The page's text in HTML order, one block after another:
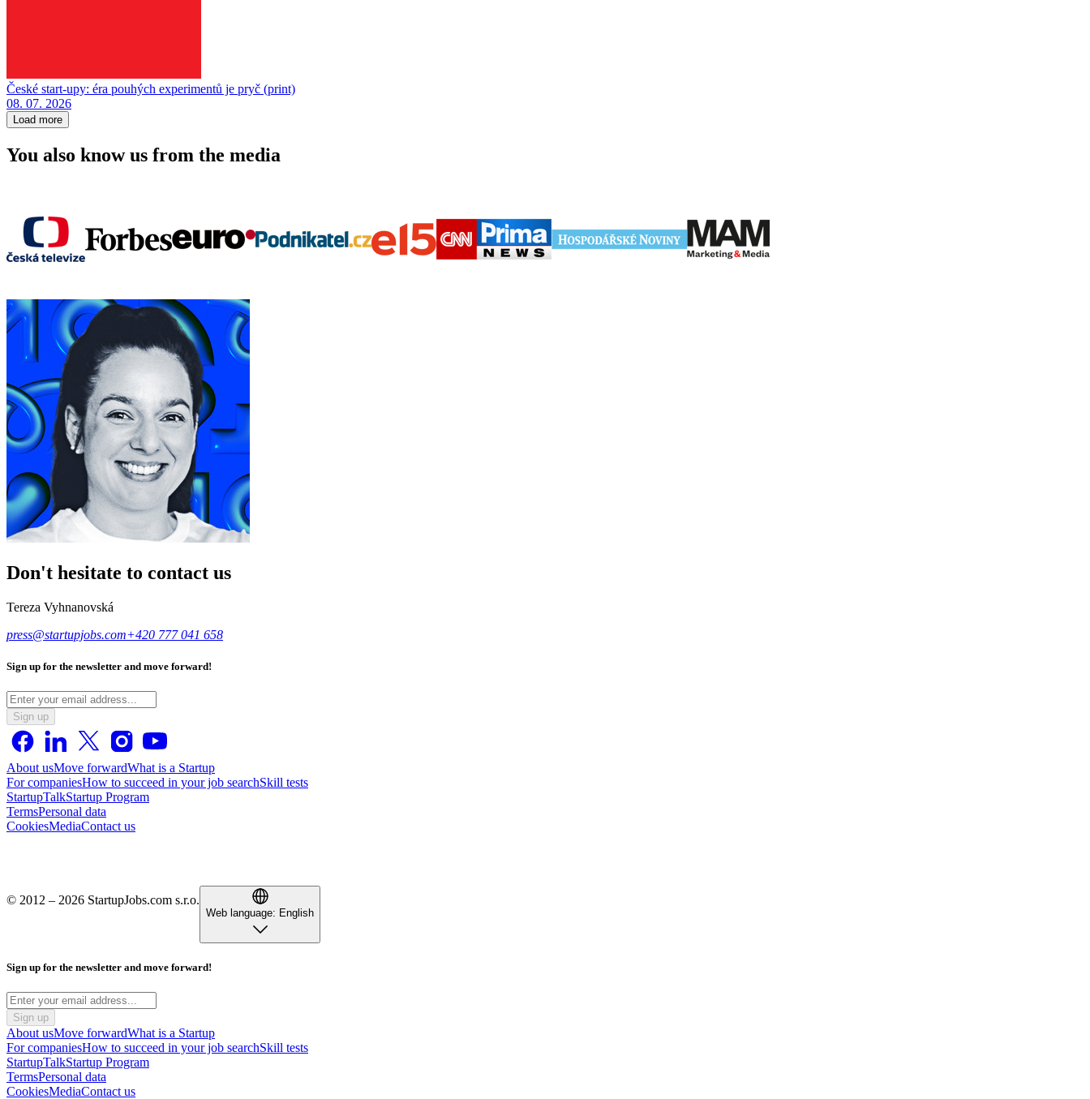
České start-upy: éra pouhých experimentů je pryč (print)
08. 07. 2026
Load more
You also know us from the media
Don't hesitate to contact us
Tereza Vyhnanovská
press@startupjobs.com+420 777 041 658
Sign up for the newsletter and move forward!
Sign up
About usMove forwardWhat is a Startup
For companiesHow to succeed in your job searchSkill tests
StartupTalkStartup Program
TermsPersonal data
CookiesMediaContact us
© 2012 – 2026 StartupJobs.com s.r.o.
Web language: English
Sign up for the newsletter and move forward!
Sign up
About usMove forwardWhat is a Startup
For companiesHow to succeed in your job searchSkill tests
StartupTalkStartup Program
TermsPersonal data
CookiesMediaContact us